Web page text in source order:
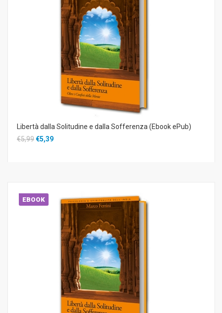
Libertà dalla Solitudine e dalla Sofferenza (Ebook ePub)
€5,99€5,39
EBOOK